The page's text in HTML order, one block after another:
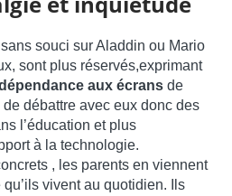
souci sur Aladdin ou Mario
sont plus réservés,exprimant
aux écrans de
de débattre avec eux donc des
l’éducation et plus
à la technologie.
, les parents en viennent
vivent au quotidien. Ils